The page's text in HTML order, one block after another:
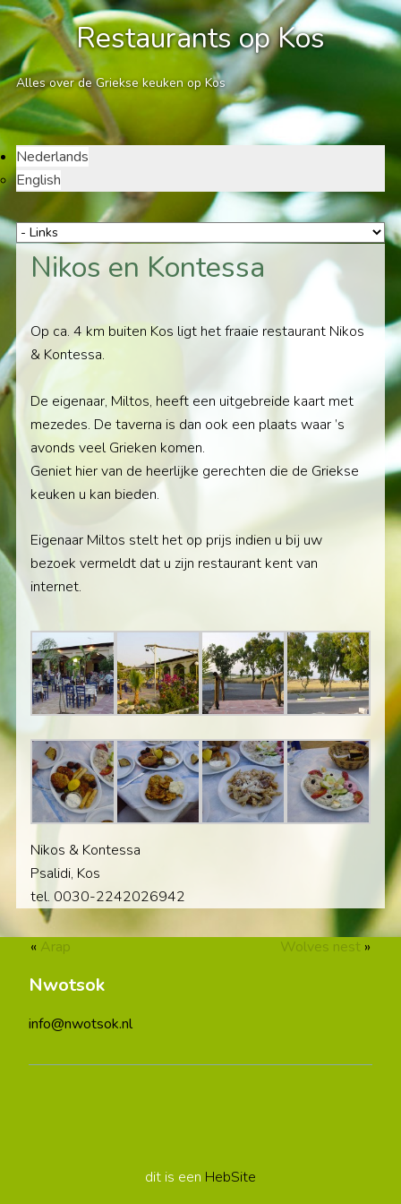
Restaurants op Kos
Alles over de Griekse keuken op Kos
Nederlands
English
Nikos en Kontessa
Op ca. 4 km buiten Kos ligt het fraaie restaurant Nikos
& Kontessa.
De eigenaar, Miltos, heeft een uitgebreide kaart met
mezedes. De taverna is dan ook een plaats waar ’s
avonds veel Grieken komen.
Geniet hier van de heerlijke gerechten die de Griekse
keuken u kan bieden.
Eigenaar Miltos stelt het op prijs indien u bij uw
bezoek vermeldt dat u zijn restaurant kent van
internet.
Nikos & Kontessa
Psalidi, Kos
tel. 0030-2242026942
« Arap Wolves nest »
Nwotsok
info@nwotsok.nl
dit is een HebSite